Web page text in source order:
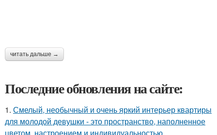
читать дальше →
Последние обновления на сайте:
1. Смелый, необычный и очень яркий интерьер квартиры
для молодой девушки - это пространство, наполненное
цветом, настроением и индивидуальностью.